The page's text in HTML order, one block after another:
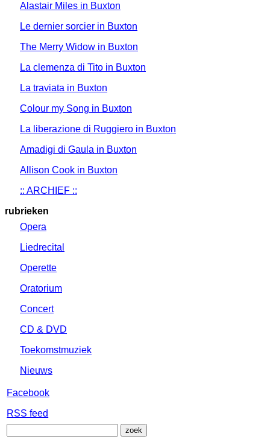
Alastair Miles in Buxton
Le dernier sorcier in Buxton
The Merry Widow in Buxton
La clemenza di Tito in Buxton
La traviata in Buxton
Colour my Song in Buxton
La liberazione di Ruggiero in Buxton
Amadigi di Gaula in Buxton
Allison Cook in Buxton
:: ARCHIEF ::
rubrieken
Opera
Liedrecital
Operette
Oratorium
Concert
CD & DVD
Toekomstmuziek
Nieuws
Facebook
RSS feed